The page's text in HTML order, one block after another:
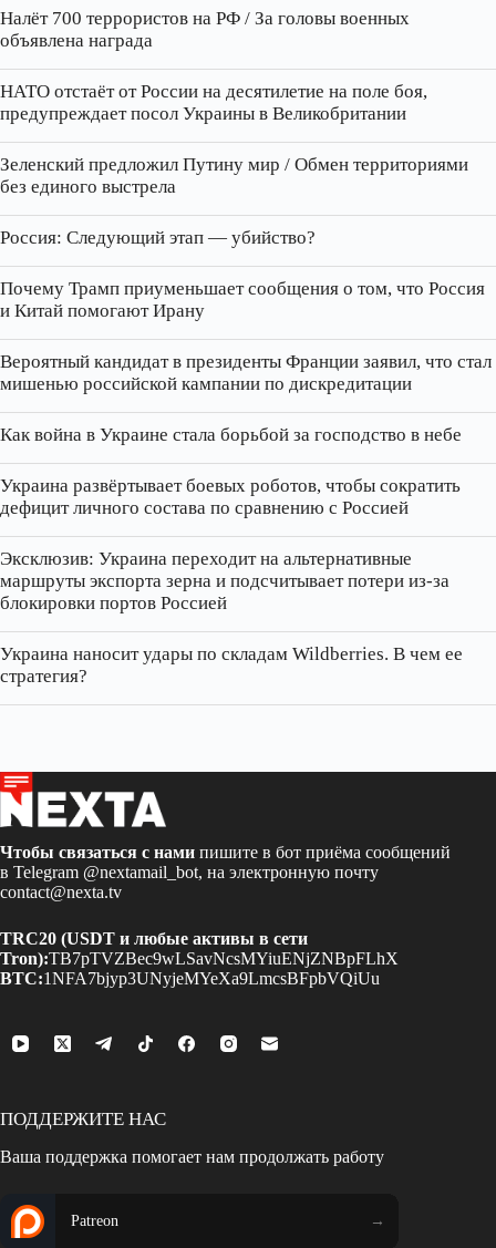
Налёт 700 террористов на РФ / За головы военных
объявлена награда
НАТО отстаёт от России на десятилетие на поле боя,
предупреждает посол Украины в Великобритании
Зеленский предложил Путину мир / Обмен территориями
без единого выстрела
Россия: Следующий этап — убийство?
Почему Трамп приуменьшает сообщения о том, что Россия
и Китай помогают Ирану
Вероятный кандидат в президенты Франции заявил, что стал
мишенью российской кампании по дискредитации
Как война в Украине стала борьбой за господство в небе
Украина развёртывает боевых роботов, чтобы сократить
дефицит личного состава по сравнению с Россией
Эксклюзив: Украина переходит на альтернативные
маршруты экспорта зерна и подсчитывает потери из‑за
блокировки портов Россией
Украина наносит удары по складам Wildberries. В чем ее
стратегия?
Чтобы связаться с нами пишите в бот приёма сообщений
в Telegram @nextamail_bot, на электронную почту
contact@nexta.tv
TRC20 (USDT и любые активы в сети
Tron):TB7pTVZBec9wLSavNcsMYiuENjZNBpFLhX
BTC:1NFA7bjyp3UNyjeMYeXa9LmcsBFpbVQiUu
ПОДДЕРЖИТЕ НАС
Ваша поддержка помогает нам продолжать работу
Patreon